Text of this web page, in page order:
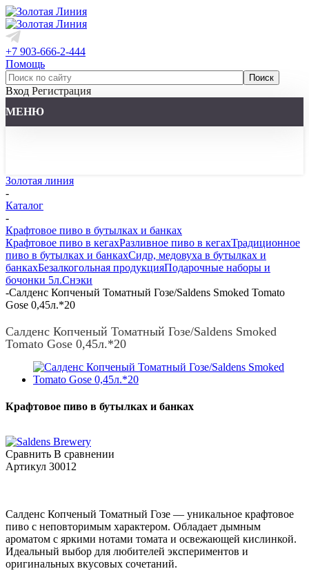
+7 903-666-2-444
Помощь
Вход Регистрация
МЕНЮ
Золотая линия
-
Каталог
-
Крафтовое пиво в бутылках и банках
Крафтовое пиво в кегахРазливное пиво в кегахТрадиционное
пиво в бутылках и банкахСидр, медовуха в бутылках и
банкахБезалкогольная продукцияПодарочные наборы и
бочонки 5л.Снэки
-Салденс Копченый Томатный Гозе/Saldens Smoked Tomato
Gose 0,45л.*20
Салденс Копченый Томатный Гозе/Saldens Smoked
Tomato Gose 0,45л.*20
Крафтовое пиво в бутылках и банках
Сравнить В сравнении
Артикул 30012
Салденс Копченый Томатный Гозе — уникальное крафтовое
пиво с неповторимым характером. Обладает дымным
ароматом с яркими нотами томата и освежающей кислинкой.
Идеальный выбор для любителей экспериментов и
оригинальных вкусовых сочетаний.